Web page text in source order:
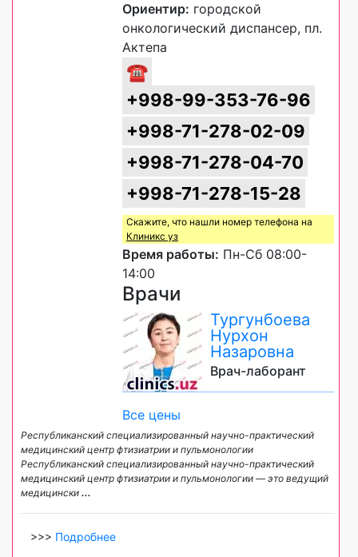
Ориентир: городской
онкологический диспансер, пл.
Актепа
☎
+998-99-353-76-96
+998-71-278-02-09
+998-71-278-04-70
+998-71-278-15-28
Скажите, что нашли номер телефона на
Клиникс уз
Время работы: Пн-Сб 08:00-
14:00
Врачи
Тургунбоева
Нурхон
Назаровна
Врач-лаборант
Все цены
Республиканский специализированный научно-практический
медицинский центр фтизиатрии и пульмонологии
Республиканский специализированный научно-практический
медицинский центр фтизиатрии и пульмонологии — это ведущий
медицински ...
>>> Подробнее